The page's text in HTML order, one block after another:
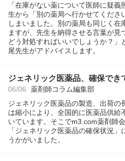
「在庫がない薬について医師に疑義
生から「別の薬局へ行かせてくださ
しまいました。別の薬局も同じく在
ますが、先生を納得させる言葉が見
どう対処すればいいでしょうか？」
尾先生がアドバイスします。
ジェネリック医薬品、確保でき
06/06
薬剤師コラム編集部
ジェネリック医薬品の製造、出荷の
は縮小により、全国的に医薬品供給
いています。そこでm3.com薬剤師
「ジェネリック医薬品の確保状況」
うかがいました。